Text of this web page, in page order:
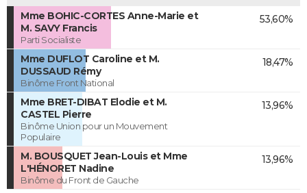
Mme BOHIC-CORTES Anne-Marie et
M. SAVY Francis
Parti Socialiste
53,60%
Mme DUFLOT Caroline et M.
DUSSAUD Rémy
Binôme Front National
18,47%
Mme BRET-DIBAT Elodie et M.
CASTEL Pierre
Binôme Union pour un Mouvement
Populaire
13,96%
M. BOUSQUET Jean-Louis et Mme
L'HÉNORET Nadine
Binôme du Front de Gauche
13,96%